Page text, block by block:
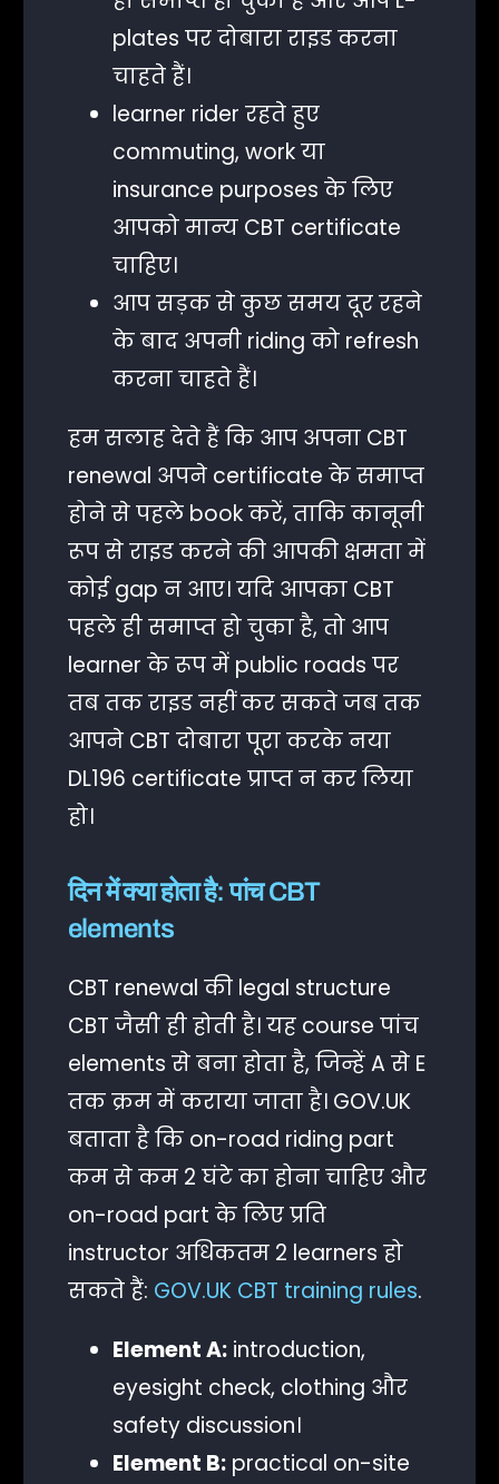
plates पर दोबारा राइड करना
चाहते हैं।
learner rider रहते हुए
commuting, work या
insurance purposes के लिए
आपको मान्य CBT certificate
चाहिए।
आप सड़क से कुछ समय दूर रहने
के बाद अपनी riding को refresh
करना चाहते हैं।
हम सलाह देते हैं कि आप अपना CBT
renewal अपने certificate के समाप्त
होने से पहले book करें, ताकि कानूनी
रूप से राइड करने की आपकी क्षमता में
कोई gap न आए। यदि आपका CBT
पहले ही समाप्त हो चुका है, तो आप
learner के रूप में public roads पर
तब तक राइड नहीं कर सकते जब तक
आपने CBT दोबारा पूरा करके नया
DL196 certificate प्राप्त न कर लिया
हो।
दिन में क्या होता है: पांच CBT
elements
CBT renewal की legal structure
CBT जैसी ही होती है। यह course पांच
elements से बना होता है, जिन्हें A से E
तक क्रम में कराया जाता है। GOV.UK
बताता है कि on-road riding part
कम से कम 2 घंटे का होना चाहिए और
on-road part के लिए प्रति
instructor अधिकतम 2 learners हो
सकते हैं: GOV.UK CBT training rules.
Element A:introduction,
eyesight check, clothing और
safety discussion।
Element B:practical on-site